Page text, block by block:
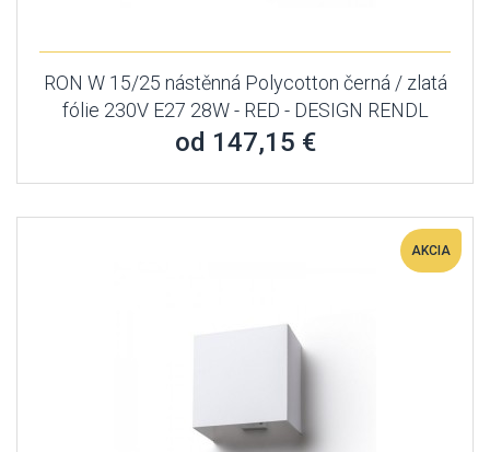
RON W 15/25 nástěnná Polycotton černá / zlatá
fólie 230V E27 28W - RED - DESIGN RENDL
od 147,15 €
AKCIA